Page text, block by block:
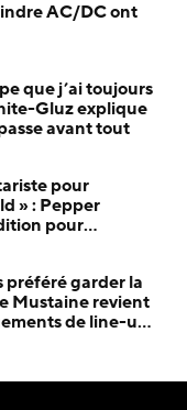
AC/DC ont
que j’ai toujours
Gluz explique
avant tout
pour
» : Pepper
pour
préféré garder la
Mustaine revient
de line-up